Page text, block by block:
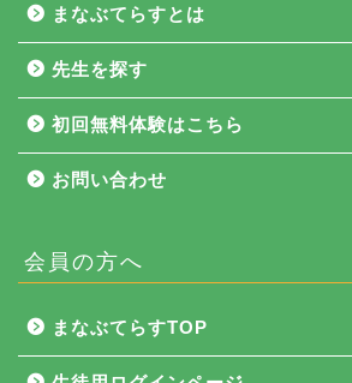
まなぶてらすとは
先生を探す
初回無料体験はこちら
お問い合わせ
会員の方へ
まなぶてらすTOP
まなぶて